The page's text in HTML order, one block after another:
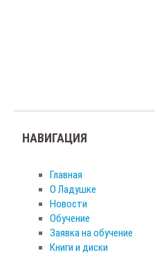
НАВИГАЦИЯ
Главная
О Ладушке
Новости
Обучение
Заявка на обучение
Книги и диски